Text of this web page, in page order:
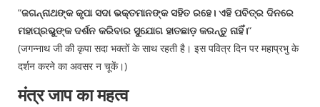
“ଜଗନ୍ନାଥଙ୍କ କୃପା ସଦା ଭକ୍ତମାନଙ୍କ ସହିତ ରହେ। ଏହି ପବିତ୍ର ଦିନରେ
ମହାପ୍ରଭୁଙ୍କ ଦର୍ଶନ କରିବାର ସୁଯୋଗ ହାତଛାଡ଼ କରନ୍ତୁ ନାହିଁ।“
(जगन्नाथ जी की कृपा सदा भक्तों के साथ रहती है। इस पवित्र दिन पर महाप्रभु के
दर्शन करने का अवसर न चूकें।)
मंत्र जाप का महत्व